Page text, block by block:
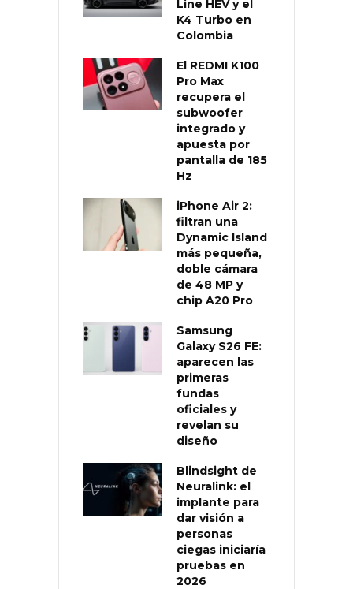
Line HEV y el
K4 Turbo en
Colombia
El REDMI K100
Pro Max
recupera el
subwoofer
integrado y
apuesta por
pantalla de 185
Hz
iPhone Air 2:
filtran una
Dynamic Island
más pequeña,
doble cámara
de 48 MP y
chip A20 Pro
Samsung
Galaxy S26 FE:
aparecen las
primeras
fundas
oficiales y
revelan su
diseño
Blindsight de
Neuralink: el
implante para
dar visión a
personas
ciegas iniciaría
pruebas en
2026